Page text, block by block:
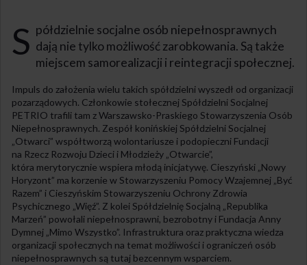
S półdzielnie socjalne osób niepełnosprawnych
dają nie tylko możliwość zarobkowania. Są także
miejscem samorealizacji i reintegracji społecznej.
Impuls do założenia wielu takich spółdzielni wyszedł od organizacji
pozarządowych. Członkowie stołecznej Spółdzielni Socjalnej
PETRIO trafili tam z Warszawsko-Praskiego Stowarzyszenia Osób
Niepełnosprawnych. Zespół konińskiej Spółdzielni Socjalnej
„Otwarci” współtworzą wolontariusze i podopieczni Fundacji
na Rzecz Rozwoju Dzieci i Młodzieży „Otwarcie”,
która merytorycznie wspiera młodą inicjatywę. Cieszyński „Nowy
Horyzont” ma korzenie w Stowarzyszeniu Pomocy Wzajemnej „Być
Razem” i Cieszyńskim Stowarzyszeniu Ochrony Zdrowia
Psychicznego „Więź”. Z kolei Spółdzielnię Socjalną „Republika
Marzeń” powołali niepełnosprawni, bezrobotny i Fundacja Anny
Dymnej „Mimo Wszystko”. Infrastruktura oraz praktyczna wiedza
organizacji społecznych na temat możliwości i ograniczeń osób
niepełnosprawnych są tutaj bezcennym wsparciem.